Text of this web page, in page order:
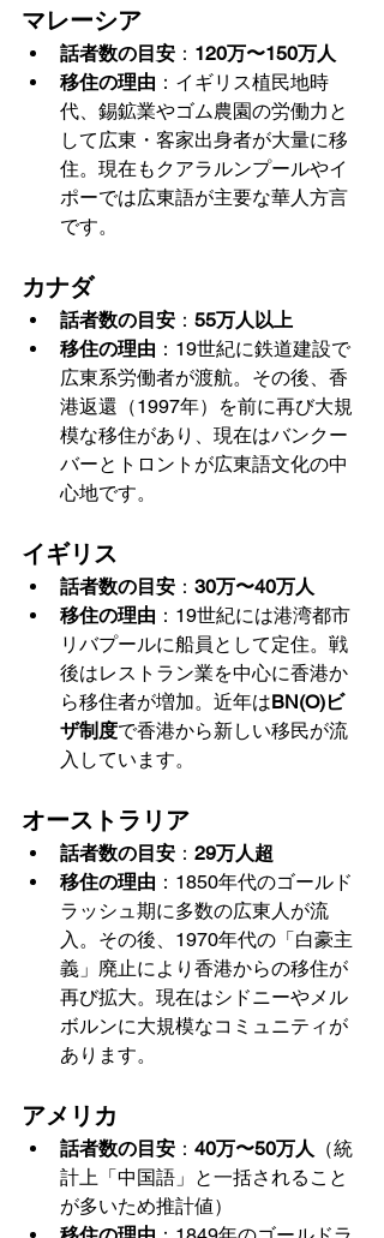
マレーシア
話者数の目安 ： 120万〜150万人
移住の理由 ：イギリス植民地時
代、錫鉱業やゴム農園の労働力と
して広東・客家出身者が大量に移
住。現在もクアラルンプールやイ
ポーでは広東語が主要な華人方言
です。
カナダ
話者数の目安 ： 55万人以上
移住の理由 ：19世紀に鉄道建設で
広東系労働者が渡航。その後、香
港返還（1997年）を前に再び大規
模な移住があり、現在はバンクー
バーとトロントが広東語文化の中
心地です。
イギリス
話者数の目安 ： 30万〜40万人
移住の理由 ：19世紀には港湾都市
リバプールに船員として定住。戦
後はレストラン業を中心に香港か
ら移住者が増加。近年はBN(O)ビ
ザ制度で香港から新しい移民が流
入しています。
オーストラリア
話者数の目安 ： 29万人超
移住の理由 ：1850年代のゴールド
ラッシュ期に多数の広東人が流
入。その後、1970年代の「白豪主
義」廃止により香港からの移住が
再び拡大。現在はシドニーやメル
ボルンに大規模なコミュニティが
あります。
アメリカ
話者数の目安 ： 40万〜50万人 （統
計上「中国語」と一括されること
が多いため推計値）